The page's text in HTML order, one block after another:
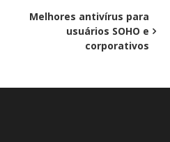
Melhores antivírus para
usuários SOHO e
corporativos